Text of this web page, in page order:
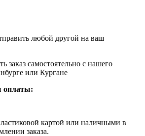
любой другой на ваш
заказ самостоятельно с нашего
или Кургане
оплаты:
картой или наличными в
заказа.